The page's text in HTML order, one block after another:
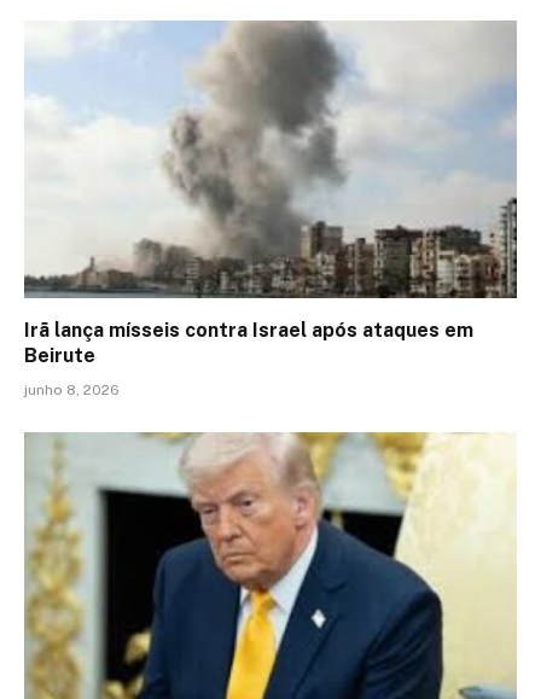
Irã lança mísseis contra Israel após ataques em
Beirute
junho 8, 2026